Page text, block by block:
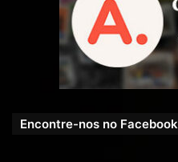
Encontre-nos no Facebook